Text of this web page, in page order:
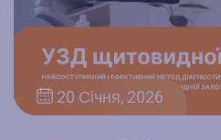
20 Січня, 2026